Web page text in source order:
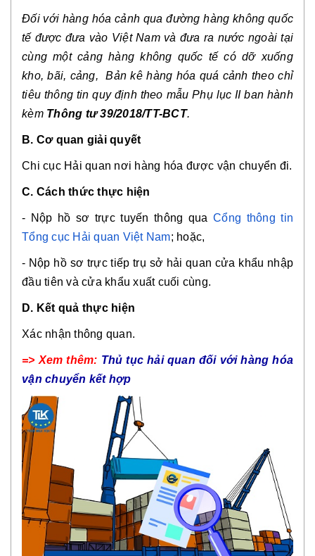
Đối với hàng hóa cảnh qua đường hàng không quốc
tế được đưa vào Việt Nam và đưa ra nước ngoài tại
cùng một cảng hàng không quốc tế có dỡ xuống
kho, bãi, cảng, Bản kê hàng hóa quá cảnh theo chỉ
tiêu thông tin quy định theo mẫu Phụ lục II ban hành
kèm Thông tư 39/2018/TT-BCT.
B. Cơ quan giải quyết
Chi cục Hải quan nơi hàng hóa được vận chuyển đi.
C. Cách thức thực hiện
- Nộp hồ sơ trực tuyến thông quaCổng thông tin
Tổng cục Hải quan Việt Nam; hoặc,
- Nộp hồ sơ trực tiếp trụ sở hải quan cửa khẩu nhập
đầu tiên và cửa khẩu xuất cuối cùng.
D. Kết quả thực hiện
Xác nhận thông quan.
=> Xem thêm: Thủ tục hải quan đối với hàng hóa
vận chuyển kết hợp